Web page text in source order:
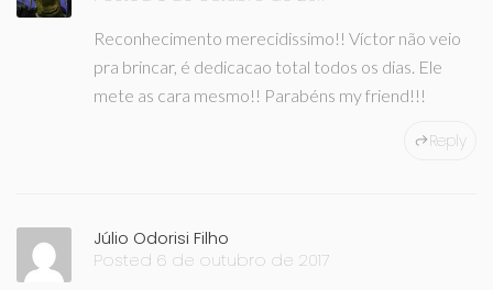
Reconhecimento merecidissimo!! Víctor não veio
pra brincar, é dedicacao total todos os dias. Ele
mete as cara mesmo!! Parabéns my friend!!!
Reply
Júlio Odorisi Filho
Posted 6 de outubro de 2017